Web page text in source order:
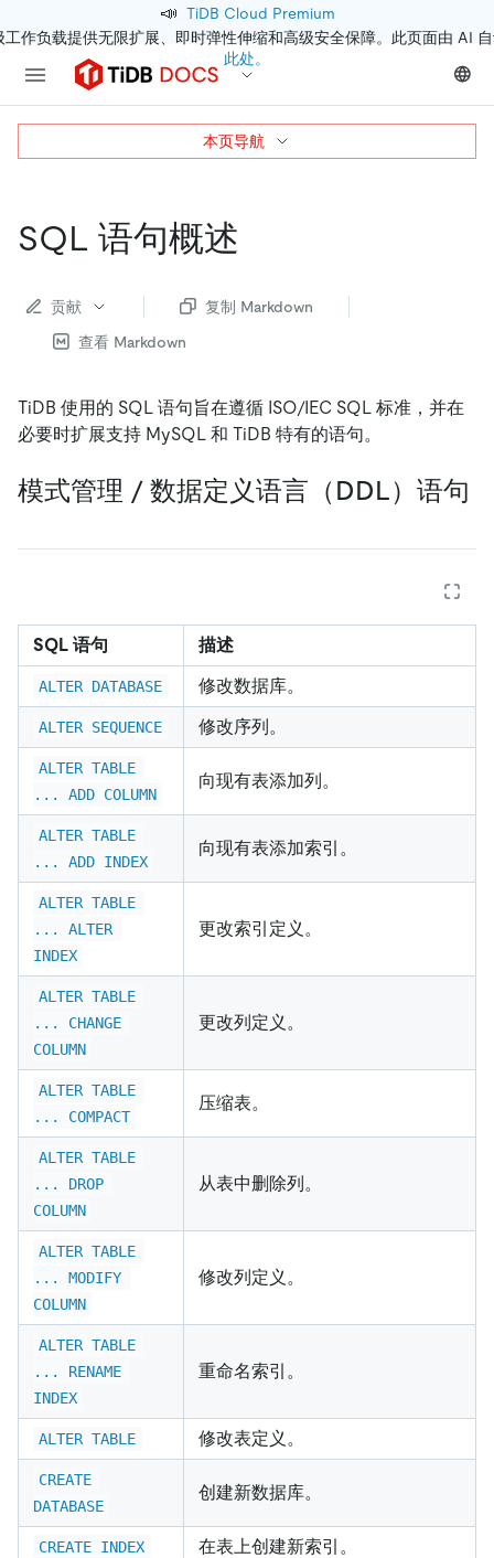
📣 TiDB Cloud Premium
作负载提供无限扩展、即时弹性伸缩和高级安全保障。此页面由 AI
此处。
SQL 语句概述
贡献
复制 Markdown
查看 Markdown
TiDB 使用的 SQL 语句旨在遵循 ISO/IEC SQL 标准，并在
必要时扩展支持 MySQL 和 TiDB 特有的语句。
模式管理 / 数据定义语言（DDL）语句
SQL 语句 描述
ALTER DATABASE 修改数据库。
ALTER SEQUENCE 修改序列。
ALTER TABLE
... ADD COLUMN
向现有表添加列。
ALTER TABLE
... ADD INDEX
向现有表添加索引。
ALTER TABLE
... ALTER
INDEX
更改索引定义。
ALTER TABLE
... CHANGE
COLUMN
更改列定义。
ALTER TABLE
... COMPACT
压缩表。
ALTER TABLE
... DROP
COLUMN
从表中删除列。
ALTER TABLE
... MODIFY
COLUMN
修改列定义。
ALTER TABLE
... RENAME
INDEX
重命名索引。
ALTER TABLE 修改表定义。
CREATE
DATABASE
创建新数据库。
CREATE INDEX 在表上创建新索引。
本页导航